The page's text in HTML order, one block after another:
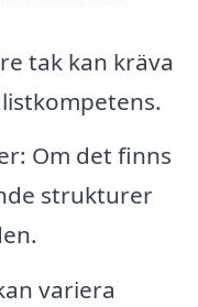
tak kan kräva
Om det finns
strukturer
variera